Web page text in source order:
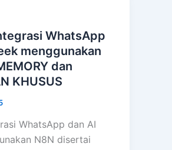
WhatsApp
menggunakan
dan
KHUSUS
WhatsApp dan AI
N8N disertai